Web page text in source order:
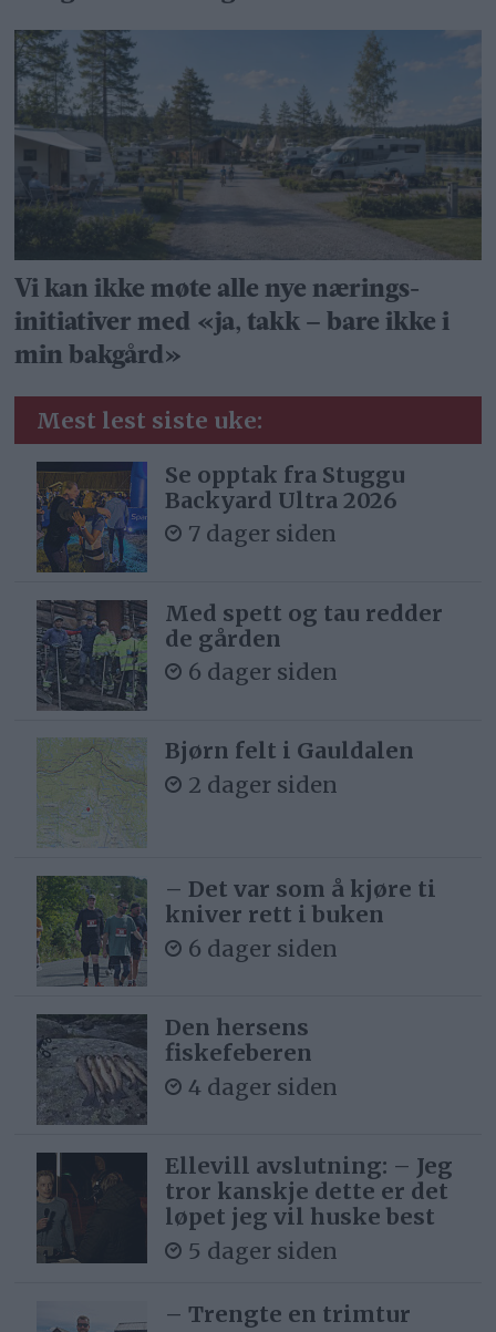
Vi kan ikke møte alle nye nærings­
initiativer med «ja, takk – bare ikke i
min bakgård»
Mest lest siste uke:
Se opptak fra Stuggu
Backyard Ultra 2026
7 dager siden
Med spett og tau redder
de gården
6 dager siden
Bjørn felt i Gauldalen
2 dager siden
– Det var som å kjøre ti
kniver rett i buken
6 dager siden
Den hersens
fiskefeberen
4 dager siden
Ellevill avslutning: – Jeg
tror kanskje dette er det
løpet jeg vil huske best
5 dager siden
– Trengte en trimtur